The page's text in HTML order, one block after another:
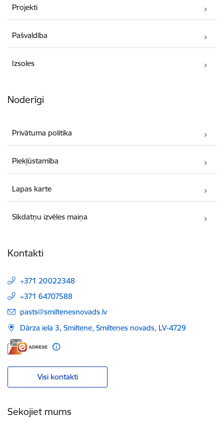
Projekti
Pašvaldība
Izsoles
Noderīgi
Privātuma politika
Piekļūstamība
Lapas karte
Sīkdatņu izvēles maiņa
Kontakti
+371 20022348
+371 64707588
E-pasts:
pasts@smiltenesnovads.lv
Dārza iela 3, Smiltene, Smiltenes novads, LV-4729
Visi kontakti
Sekojiet mums